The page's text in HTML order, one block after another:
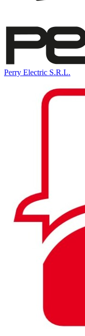
Perry Electric S.R.L.